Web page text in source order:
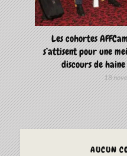
Les cohortes
s’attisent pour une
discours de
18
AUCUN